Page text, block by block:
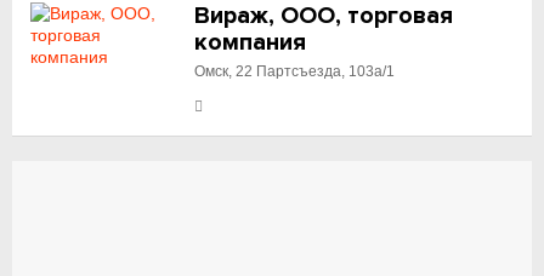
Вираж, ООО, торговая
компания
Омск, 22 Партсъезда, 103а/1